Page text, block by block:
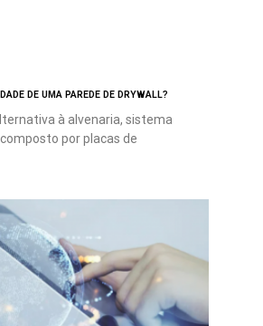
DE UMA PAREDE DE DRYWALL?
à alvenaria, sistema
por placas de